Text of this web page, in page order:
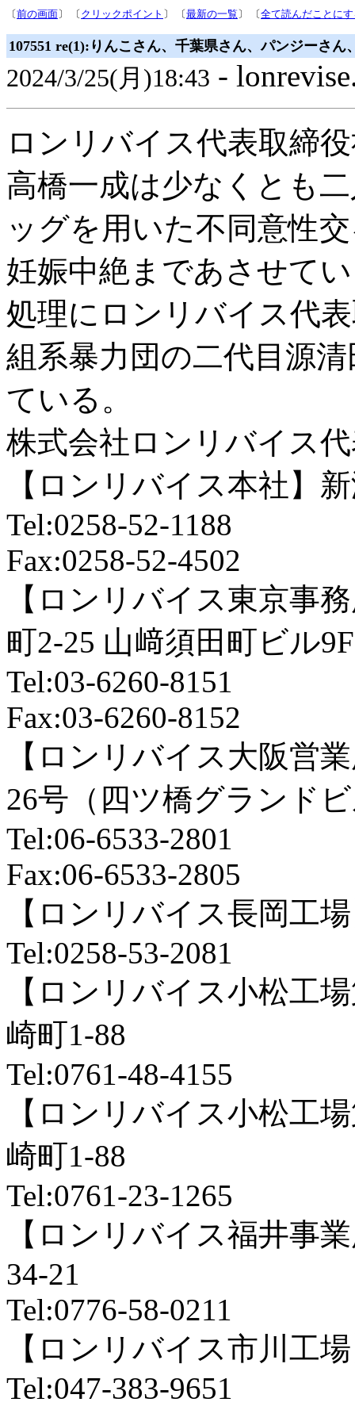
〔前の画面〕 〔 クリックポイント 〕 〔最新の一覧 〕 〔全て読んだことに
107551 re(1):りんこさん、千葉県さん、パンジーさ
2024/3/25(月)18:43 -
ロンリバイス代表取締
高橋一成は少なくとも
ッグを用いた不同意性
妊娠中絶まであさせて
処理にロンリバイス代
組系暴力団の二代目源
ている。
株式会社ロンリバイス
【ロンリバイス本社】
Tel:0258-52-1188
Fax:0258-52-4502
【ロンリバイス東京事
町2-25 山﨑須田町ビル9F
Tel:03-6260-8151
Fax:03-6260-8152
【ロンリバイス大阪営
26号（四ツ橋グランド
Tel:06-6533-2801
Fax:06-6533-2805
【ロンリバイス長岡工
Tel:0258-53-2081
【ロンリバイス小松工
崎町1‐88
Tel:0761-48-4155
【ロンリバイス小松工
崎町1-88
Tel:0761-23-1265
【ロンリバイス福井事
34‐21
Tel:0776-58-0211
【ロンリバイス市川工
Tel:047-383-9651